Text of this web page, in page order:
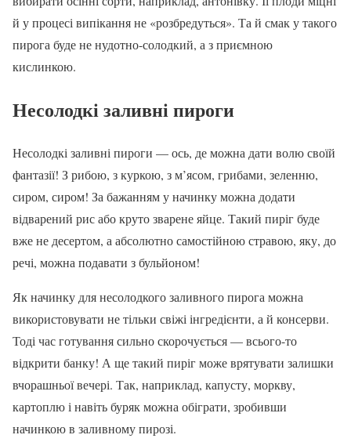
й у процесі випікання не «розбредуться». Та й смак у такого
пирога буде не нудотно-солодкий, а з приємною
кислинкою.
Несолодкі заливні пироги
Несолодкі заливні пироги — ось, де можна дати волю своїй
фантазії! З рибою, з куркою, з м’ясом, грибами, зеленню,
сиром, сиром! За бажанням у начинку можна додати
відварений рис або круто зварене яйце. Такий пиріг буде
вже не десертом, а абсолютно самостійною стравою, яку, до
речі, можна подавати з бульйоном!
Як начинку для несолодкого заливного пирога можна
використовувати не тільки свіжі інгредієнти, а й консерви.
Тоді час готування сильно скорочується — всього-то
відкрити банку! А ще такий пиріг може врятувати залишки
вчорашньої вечері. Так, наприклад, капусту, моркву,
картоплю і навіть буряк можна обіграти, зробивши
начинкою в заливному пирозі.